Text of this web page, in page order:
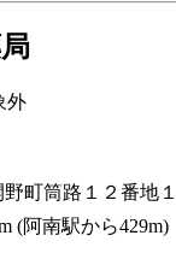
外
町筒路１２番地１
(阿南駅から429m)